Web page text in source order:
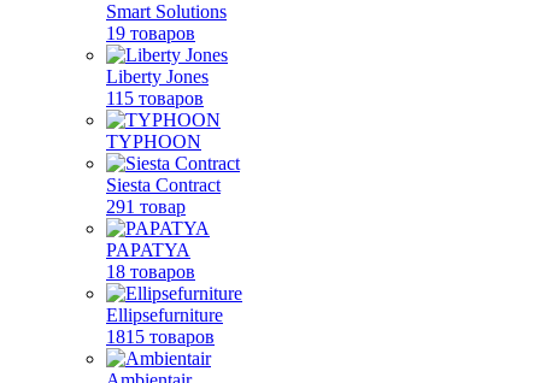
Smart Solutions
19 товаров
Liberty Jones
115 товаров
TYPHOON
Siesta Contract
291 товар
PAPATYA
18 товаров
Ellipsefurniture
1815 товаров